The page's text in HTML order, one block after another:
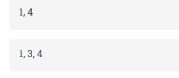
1, 4
1, 3, 4